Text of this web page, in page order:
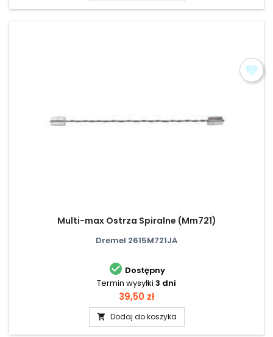
Multi-max Ostrza Spiralne (Mm721)
Dremel 2615M721JA
 Dostępny
Termin wysyłki 3 dni
Cena
39,50 zł
 Dodaj do koszyka